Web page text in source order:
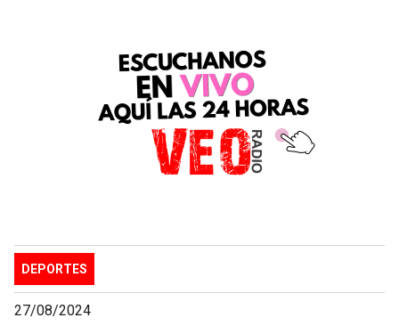
DEPORTES
27/08/2024